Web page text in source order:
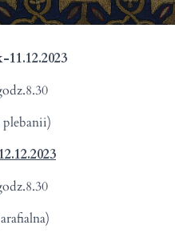
11.12.2023
plebanii)